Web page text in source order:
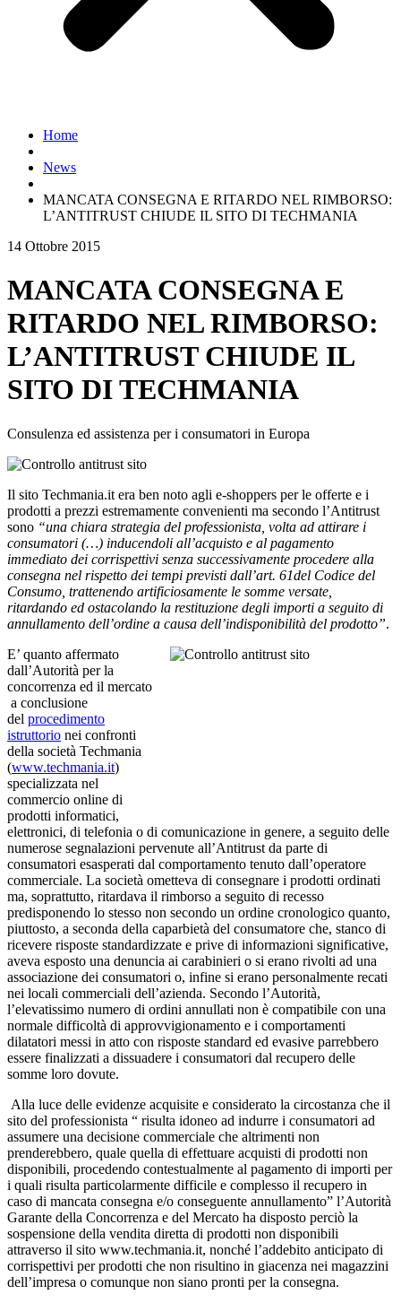
Home
News
MANCATA CONSEGNA E RITARDO NEL RIMBORSO:
L’ANTITRUST CHIUDE IL SITO DI TECHMANIA
14 Ottobre 2015
MANCATA CONSEGNA E
RITARDO NEL RIMBORSO:
L’ANTITRUST CHIUDE IL
SITO DI TECHMANIA
Consulenza ed assistenza per i consumatori in Europa
Il sito Techmania.it era ben noto agli e-shoppers per le offerte e i
prodotti a prezzi estremamente convenienti ma secondo l’Antitrust
sono “una chiara strategia del professionista, volta ad attirare i
consumatori (…) inducendoli all’acquisto e al pagamento
immediato dei corrispettivi senza successivamente procedere alla
consegna nel rispetto dei tempi previsti dall’art. 61del Codice del
Consumo, trattenendo artificiosamente le somme versate,
ritardando ed ostacolando la restituzione degli importi a seguito di
annullamento dell’ordine a causa dell’indisponibilità del prodotto”.
E’ quanto affermato
dall’Autorità per la
concorrenza ed il mercato
a conclusione
del procedimento
istruttorio nei confronti
della società Techmania
(www.techmania.it)
specializzata nel
commercio online di
prodotti informatici,
elettronici, di telefonia o di comunicazione in genere, a seguito delle
numerose segnalazioni pervenute all’Antitrust da parte di
consumatori esasperati dal comportamento tenuto dall’operatore
commerciale. La società ometteva di consegnare i prodotti ordinati
ma, soprattutto, ritardava il rimborso a seguito di recesso
predisponendo lo stesso non secondo un ordine cronologico quanto,
piuttosto, a seconda della caparbietà del consumatore che, stanco di
ricevere risposte standardizzate e prive di informazioni significative,
aveva esposto una denuncia ai carabinieri o si erano rivolti ad una
associazione dei consumatori o, infine si erano personalmente recati
nei locali commerciali dell’azienda. Secondo l’Autorità,
l’elevatissimo numero di ordini annullati non è compatibile con una
normale difficoltà di approvvigionamento e i comportamenti
dilatatori messi in atto con risposte standard ed evasive parrebbero
essere finalizzati a dissuadere i consumatori dal recupero delle
somme loro dovute.
Alla luce delle evidenze acquisite e considerato la circostanza che il
sito del professionista “ risulta idoneo ad indurre i consumatori ad
assumere una decisione commerciale che altrimenti non
prenderebbero, quale quella di effettuare acquisti di prodotti non
disponibili, procedendo contestualmente al pagamento di importi per
i quali risulta particolarmente difficile e complesso il recupero in
caso di mancata consegna e/o conseguente annullamento” l’Autorità
Garante della Concorrenza e del Mercato ha disposto perciò la
sospensione della vendita diretta di prodotti non disponibili
attraverso il sito www.techmania.it, nonché l’addebito anticipato di
corrispettivi per prodotti che non risultino in giacenza nei magazzini
dell’impresa o comunque non siano pronti per la consegna.